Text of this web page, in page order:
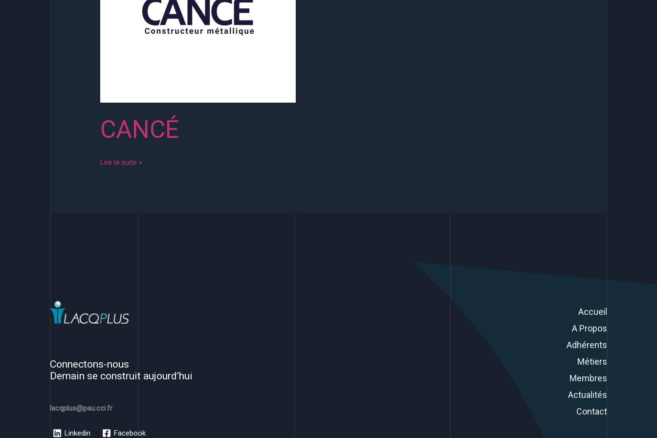
CANCÉ
Lire la suite »
Connectons-nous
Demain se construit aujourd’hui
lacqplus@pau.cci.fr
Linkedin Facebook
Accueil
A Propos
Adhérents
Métiers
Membres
Actualités
Contact